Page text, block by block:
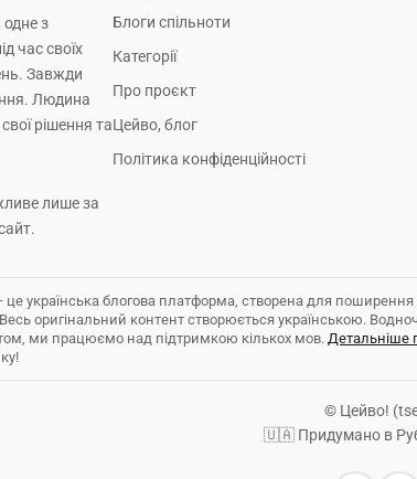
з
час своїх
Завжди
Людина
рішення та
лише за
Блоги спільноти
Категорії
Про проєкт
Цейво, блог
Політика конфіденційності
українська блогова платформа, створена для поширення
оригінальний контент створюється українською.
ми працюємо над підтримкою кількох мов. Детальніше
© Цейво!
🇺🇦 Придумано в